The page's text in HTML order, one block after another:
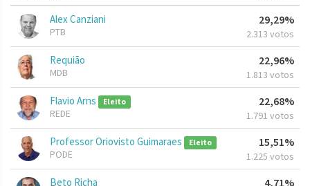
Alex Canziani
PTB
29,29%
2.313 votos
Requião
MDB
22,96%
1.813 votos
Flavio Arns Eleito
REDE
22,68%
1.791 votos
Professor Oriovisto Guimaraes Eleito
PODE
15,51%
1.225 votos
Beto Richa 4,71%